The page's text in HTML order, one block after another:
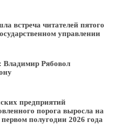
встреча читателей пятого
управлении
Владимир Рябовол
предприятий
порога выросла на
полугодии 2026 года